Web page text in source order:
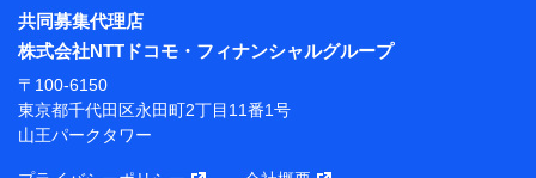
※ パーソナルデータダッシュボードの「第三者提供の
管理」の設定状態にかかわらず、共同利用する場合があ
ります。
※ dポイントクラブ会員ではないお客さま（2019年12
月11日以降、一度もdポイントクラブ会員であったこと
がないお客さまに限る）に関する、2019年12月10日以
前に取得した個人データは、こちら の利用目的の範囲内
共同募集代理店
株式会社NTTドコモ・フィナンシャルグループ
〒100-6150
東京都千代田区永田町2丁目11番1号
山王パークタワー